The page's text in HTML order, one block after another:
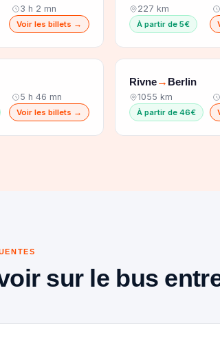
3 h 2 mn
Voir les billets →
227 km
À partir de 5€
5 h 46 mn
Voir les billets →
Rivne→ Berlin
1055 km
À partir de 46€
sur le bus